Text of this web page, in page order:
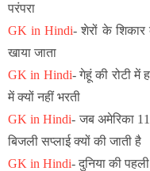
परंपरा
GK in Hindi-शेरों के शिकार
खाया जाता
GK in Hindi- गेहूं की रोटी में
में क्यों नहीं भरती
GK in Hindi- जब अमेरिका
बिजली सप्लाई क्यों की जाती है
GK in Hindi- दुनिया की